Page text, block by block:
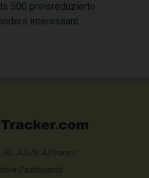
500 preisreduzierte
interessant.
ASUS, Airfrance
Dashboards